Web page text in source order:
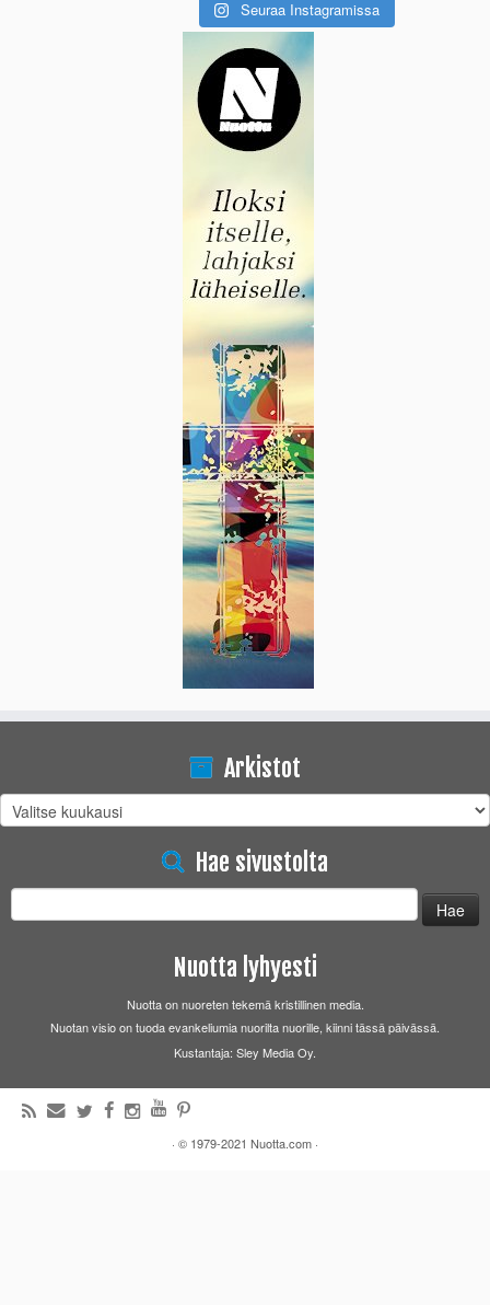
Seuraa Instagramissa
Arkistot
Arkistot
Hae sivustolta
Haku:
Nuotta lyhyesti
Nuotta on nuoreten tekemä kristillinen media.
Nuotan visio on tuoda evankeliumia nuorilta nuorille, kiinni tässä päivässä.
Kustantaja: Sley Media Oy.
· © 1979-2021 Nuotta.com ·